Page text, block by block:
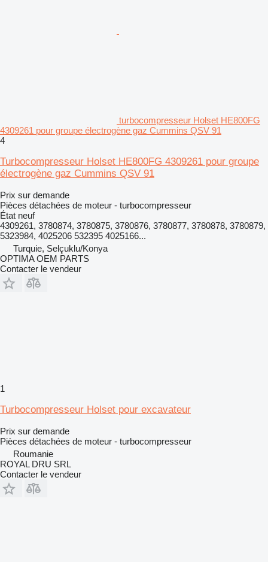
turbocompresseur Holset HE800FG
4309261 pour groupe électrogène gaz Cummins QSV 91
4
Turbocompresseur Holset HE800FG 4309261 pour groupe
électrogène gaz Cummins QSV 91
Prix sur demande
Pièces détachées de moteur - turbocompresseur
État neuf
4309261, 3780874, 3780875, 3780876, 3780877, 3780878, 3780879,
5323984, 4025206 532395 4025166...
Turquie, Selçuklu/Konya
OPTIMA OEM PARTS
Contacter le vendeur
1
Turbocompresseur Holset pour excavateur
Prix sur demande
Pièces détachées de moteur - turbocompresseur
Roumanie
ROYAL DRU SRL
Contacter le vendeur